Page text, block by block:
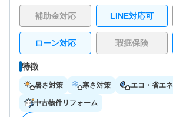
補助金対応 LINE対応可
ローン対応 瑕疵保険
特徴
暑さ対策 寒さ対策 エコ・省エネ
中古物件リフォーム